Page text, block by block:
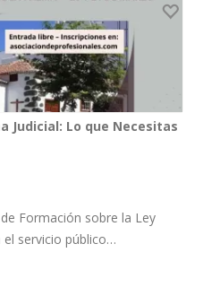
Judicial: Lo que Necesitas
Formación sobre la Ley
el servicio público…